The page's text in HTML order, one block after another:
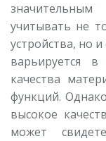
учитывать не
устройства, но
варьируется
качества
функций.
высокое
может